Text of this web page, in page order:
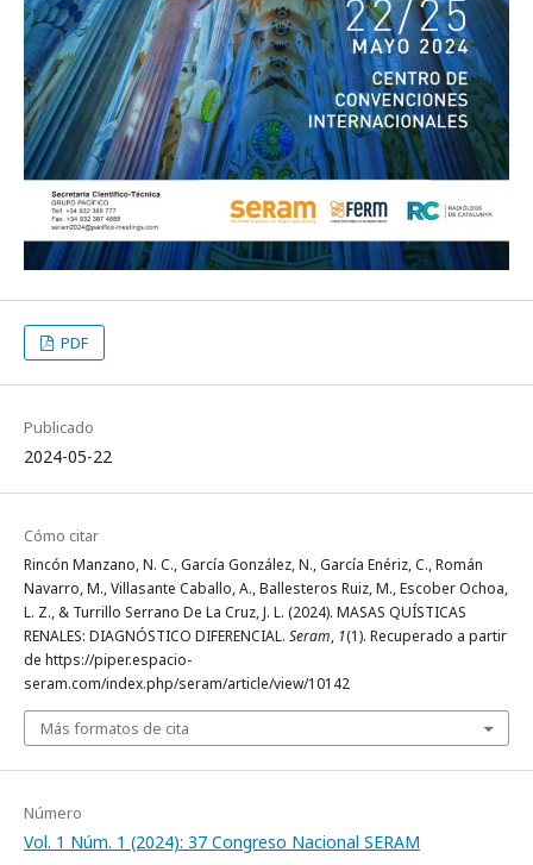
PDF
Publicado
2024-05-22
Cómo citar
Rincón Manzano, N. C., García González, N., García Enériz, C., Román
Navarro, M., Villasante Caballo, A., Ballesteros Ruiz, M., Escober Ochoa,
L. Z., & Turrillo Serrano De La Cruz, J. L. (2024). MASAS QUÍSTICAS
RENALES: DIAGNÓSTICO DIFERENCIAL. Seram, 1(1). Recuperado a partir
de https://piper.espacio-
seram.com/index.php/seram/article/view/10142
Más formatos de cita
Número
Vol. 1 Núm. 1 (2024): 37 Congreso Nacional SERAM